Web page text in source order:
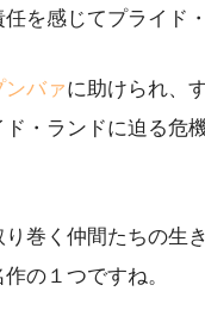
を感じてプライド
ンバァに助けられ、
・ランドに迫る危
巻く仲間たちの生
の１つですね。